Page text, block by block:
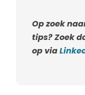
Op zoek
tips? Zoek
op via